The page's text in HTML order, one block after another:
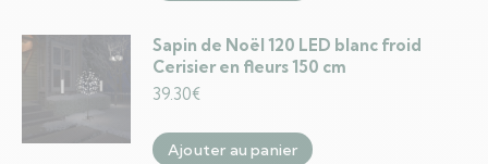
Sapin de Noël 120 LED blanc froid
Cerisier en fleurs 150 cm
39.30€
Ajouter au panier